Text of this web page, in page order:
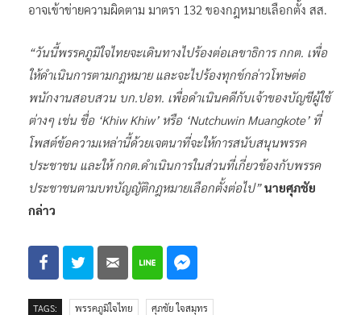
อาจเข้าข่ายความผิดตาม มาตรา 132 ของกฎหมายเลือกตั้ง สส.
“วันนี้พรรคภูมิใจไทยจะเดินทางไปร้องต่อเลขาธิการ กกต. เพื่อ
ให้ดำเนินการตามกฎหมาย และจะไปร้องทุกข์กล่าวโทษต่อ
พนักงานสอบสวน บก.ปอท. เพื่อดำเนินคดีกับเจ้าของบัญชีผู้ใช้
ต่างๆ เช่น ชื่อ ‘Khiw Khiw’ หรือ ‘Nutchuwin Muangkote’ ที่
โพสต์ข้อความเหล่านี้ด้วยเจตนาที่จะให้การสนับสนุนพรรค
ประชาชน และให้ กกต.ดำเนินการในส่วนที่เกี่ยวข้องกับพรรค
ประชาชนตามบทบัญญัติกฎหมายเลือกตั้งต่อไป”นายศุภชัย
กล่าว
TAGS: พรรคภูมิใจไทย ศุภชัย ใจสมุทร